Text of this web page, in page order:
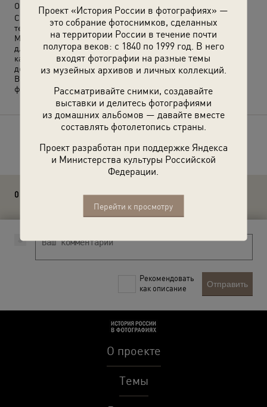
Проект «История России в фотографиях» —
это собрание фотоснимков, сделанных
на территории России в течение почти
полутора веков: с 1840 по 1999 год. В него
входят фотографии на разные темы
из музейных архивов и личных коллекций.
Рассматривайте снимки, создавайте
выставки и делитесь фотографиями
из домашних альбомов — давайте вместе
составлять фотолетопись страны.
Проект разработан при поддержке Яндекса
и Министерства культуры Российской
Федерации.
Перейти к просмотру
О фотографии:
Снимок сделан 1–21 сентября 1980 года во время круиза
теплохода «Николай Островский», ходившему по маршруту
Москва – Астрахань – Москва. Этот круиз была организован
для комсомольцев Калининского района города Москвы в
качестве поощрения за успехи в общественно-политической
деятельности.
Выставка
«Поединок с холодной головой»
фотографией.
0 комментариев
Рекомендовать
как описание
Отправить
О проекте
Темы